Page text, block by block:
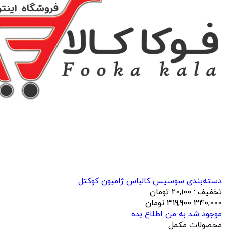
دسته‌بندی سوسیس کالباس ژامبون کوکتل
تخفیف : 20,100 تومان
340,000
319,900 تومان
موجود شد به من اطلاع بده
محصولات مکمل